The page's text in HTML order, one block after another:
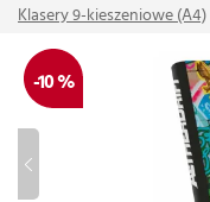
Klasery 9-kieszeniowe (A4)
-10 %